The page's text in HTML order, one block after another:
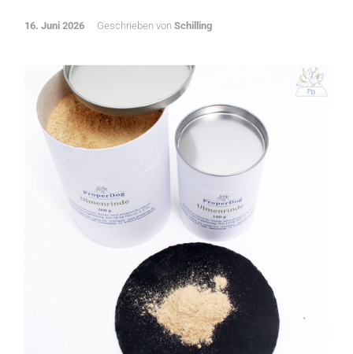
16. Juni 2026 Geschrieben von Schilling